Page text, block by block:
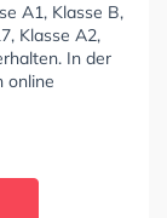
A1, Klasse B,
Klasse A2,
In der
online